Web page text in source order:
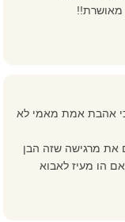
מאושרת!!
כי אהבת אמת מאמי לא
את מרגישה שזה הבן
הו מעיז לאבוא